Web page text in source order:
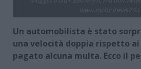
Un automobilista è stato
una velocità doppia rispetto
pagato alcuna multa. Ecco il